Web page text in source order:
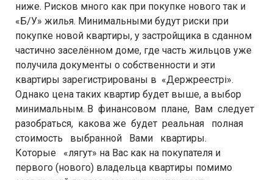
ниже. Рисков много как при покупке нового так и
«Б/У» жилья. Минимальными будут риски при
покупке новой квартиры, у застройщика в сданном
частично заселённом доме, где часть жильцов уже
получила документы о собственности и эти
квартиры зарегистрированы в «Держреестрі».
Однако цена таких квартир будет выше, а выбор
минимальным. В финансовом плане, Вам следует
разобраться, какова же будет реальная полная
стоимость выбранной Вами квартиры.
Которые «лягут» на Вас как на покупателя и
первого (нового) владельца квартиры помимо